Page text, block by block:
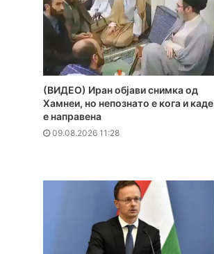
(ВИДЕО) Иран објави снимка од
Хамнеи, но непознато е кога и каде
е направена
09.08.2026 11:28